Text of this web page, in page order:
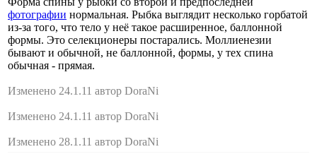
фотографии нормальная. Рыбка выглядит несколько горбатой
из-за того, что тело у неё такое расширенное, баллонной
формы. Это селекционеры постарались. Моллиенезии
бывают и обычной, не баллонной, формы, у тех спина
обычная - прямая.
Изменено 24.1.11 автор DoraNi
Изменено 24.1.11 автор DoraNi
Изменено 28.1.11 автор DoraNi